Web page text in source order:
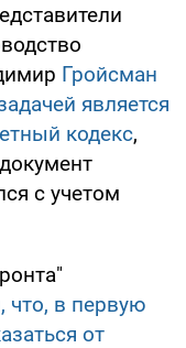
Гройсман
является
кодекс,
с учетом
что, в первую
от